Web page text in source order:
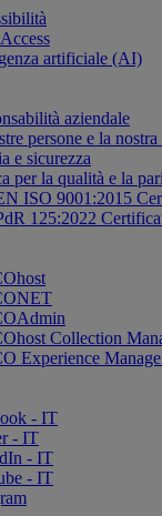
artificiale (AI)
aziendale
persone e la
e sicurezza
per la qualità e la
ISO 9001:2015
125:2022
Collection
Experience
- IT
- IT
- IT
- IT